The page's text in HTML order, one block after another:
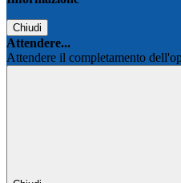
Chiudi
Attendere...
Attendere il completamento